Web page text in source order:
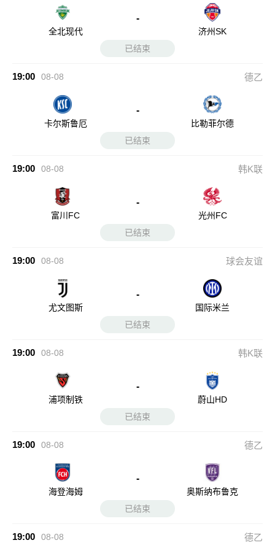
全北现代
-
济州SK
已结束
19:00 08-08 德乙
卡尔斯鲁厄
-
比勒菲尔德
已结束
19:00 08-08 韩K联
富川FC
-
光州FC
已结束
19:00 08-08 球会友谊
尤文图斯
-
国际米兰
已结束
19:00 08-08 韩K联
浦项制铁
-
蔚山HD
已结束
19:00 08-08 德乙
海登海姆
-
奥斯纳布鲁克
已结束
19:00 08-08 德乙